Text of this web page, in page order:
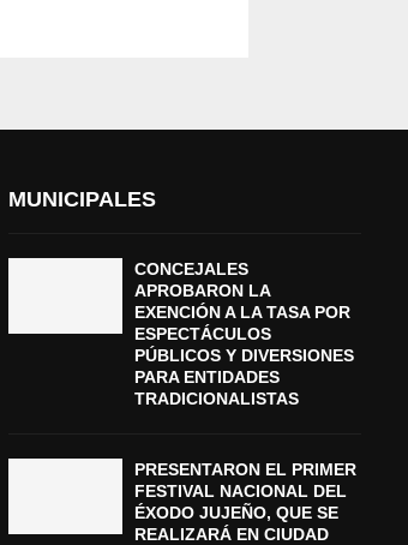
MUNICIPALES
CONCEJALES
APROBARON LA
EXENCIÓN A LA TASA POR
ESPECTÁCULOS
PÚBLICOS Y DIVERSIONES
PARA ENTIDADES
TRADICIONALISTAS
PRESENTARON EL PRIMER
FESTIVAL NACIONAL DEL
ÉXODO JUJEÑO, QUE SE
REALIZARÁ EN CIUDAD